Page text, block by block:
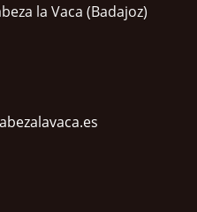
la Vaca (Badajoz)